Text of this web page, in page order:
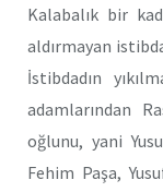
Kalabalık bir
aldırmayan
İstibdadın
adamlarından
oğlunu, yani
Fehim Paşa,